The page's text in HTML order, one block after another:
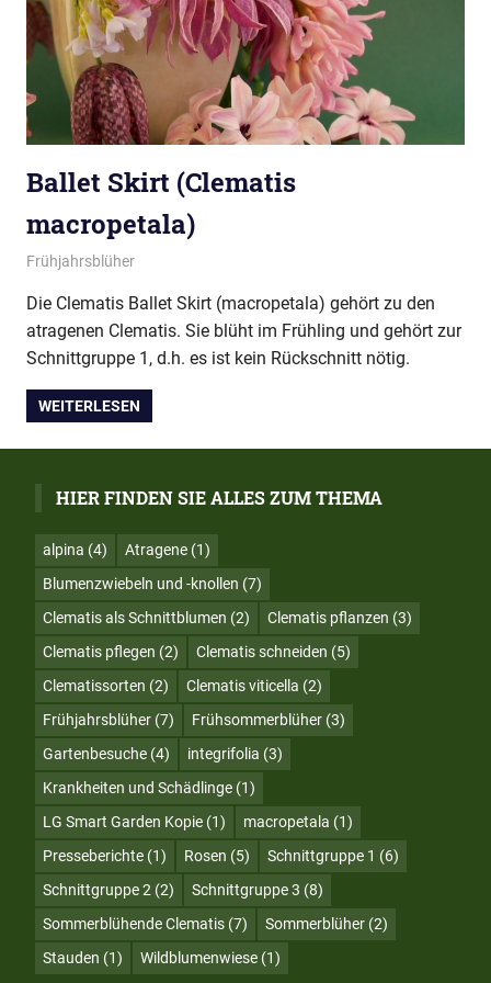
Ballet Skirt (Clematis
macropetala)
20/02/2018
montana
Frühjahrsblüher
Die Clematis Ballet Skirt (macropetala) gehört zu den
atragenen Clematis. Sie blüht im Frühling und gehört zur
Schnittgruppe 1, d.h. es ist kein Rückschnitt nötig.
WEITERLESEN
HIER FINDEN SIE ALLES ZUM THEMA
alpina (4) Atragene (1)
Blumenzwiebeln und -knollen (7)
Clematis als Schnittblumen (2) Clematis pflanzen (3)
Clematis pflegen (2) Clematis schneiden (5)
Clematissorten (2) Clematis viticella (2)
Frühjahrsblüher (7) Frühsommerblüher (3)
Gartenbesuche (4) integrifolia (3)
Krankheiten und Schädlinge (1)
LG Smart Garden Kopie (1) macropetala (1)
Presseberichte (1) Rosen (5) Schnittgruppe 1 (6)
Schnittgruppe 2 (2) Schnittgruppe 3 (8)
Sommerblühende Clematis (7) Sommerblüher (2)
Stauden (1) Wildblumenwiese (1)